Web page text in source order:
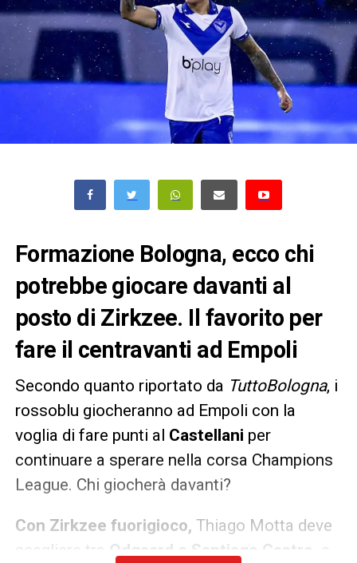
Formazione Bologna, ecco chi
potrebbe giocare davanti al
posto di Zirkzee. Il favorito per
fare il centravanti ad Empoli
Secondo quanto riportato da TuttoBologna, i
rossoblu giocheranno ad Empoli con la
voglia di fare punti al Castellani per
continuare a sperare nella corsa Champions
League. Chi giocherà davanti?
Con Zirkzee fuorigioco, Thiago Motta deve
scegliere tra
Odgaard e Santiago Castro,